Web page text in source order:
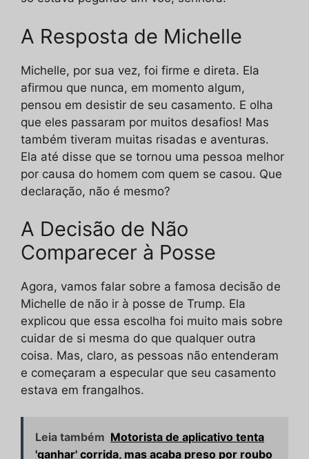
A Resposta de Michelle
Michelle, por sua vez, foi firme e direta. Ela
afirmou que nunca, em momento algum,
pensou em desistir de seu casamento. E olha
que eles passaram por muitos desafios! Mas
também tiveram muitas risadas e aventuras.
Ela até disse que se tornou uma pessoa melhor
por causa do homem com quem se casou. Que
declaração, não é mesmo?
A Decisão de Não
Comparecer à Posse
Agora, vamos falar sobre a famosa decisão de
Michelle de não ir à posse de Trump. Ela
explicou que essa escolha foi muito mais sobre
cuidar de si mesma do que qualquer outra
coisa. Mas, claro, as pessoas não entenderam
e começaram a especular que seu casamento
estava em frangalhos.
Leia também Motorista de aplicativo tenta
'ganhar' corrida, mas acaba preso por roubo